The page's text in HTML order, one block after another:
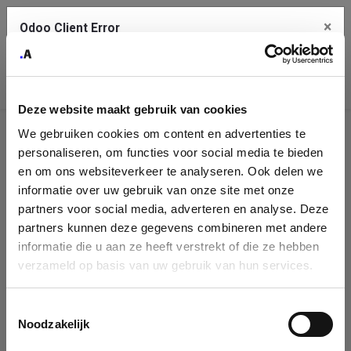
Deze website maakt gebruik van cookies
We gebruiken cookies om content en advertenties te
personaliseren, om functies voor social media te bieden
en om ons websiteverkeer te analyseren. Ook delen we
informatie over uw gebruik van onze site met onze
partners voor social media, adverteren en analyse. Deze
partners kunnen deze gegevens combineren met andere
informatie die u aan ze heeft verstrekt of die ze hebben
verzameld op basis van uw gebruik van hun services.
Noodzakelijk
Company
Identification
Please fill in your company details
You can search a company in our database by name, VAT or
enterprise ID. When a company is selected it will auto-complete the
form. If you don't find your company in our database, you can create
Odoo Client Error ×
service.
See details
Ok